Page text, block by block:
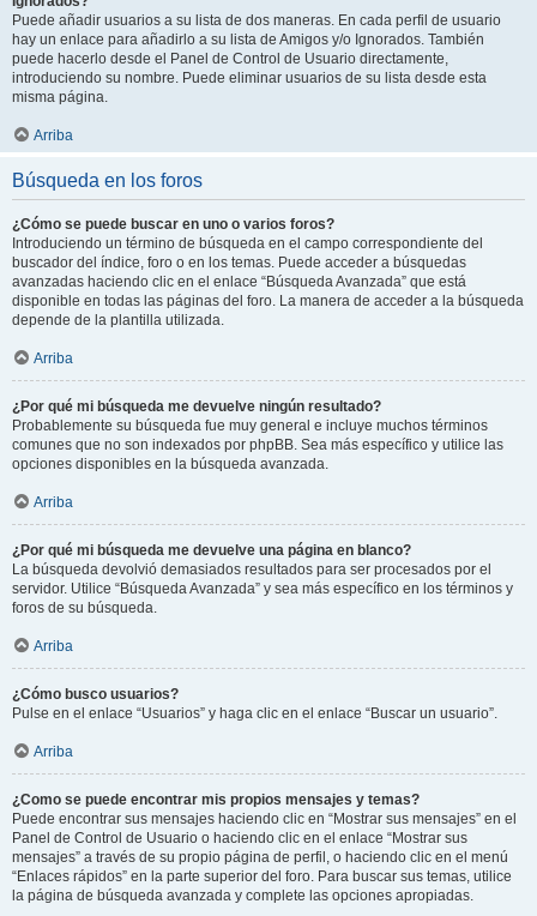
Puede añadir usuarios a su lista de dos maneras. En cada perfil de usuario
hay un enlace para añadirlo a su lista de Amigos y/o Ignorados. También
puede hacerlo desde el Panel de Control de Usuario directamente,
introduciendo su nombre. Puede eliminar usuarios de su lista desde esta
misma página.
Arriba
Búsqueda en los foros
¿Cómo se puede buscar en uno o varios foros?
Introduciendo un término de búsqueda en el campo correspondiente del
buscador del índice, foro o en los temas. Puede acceder a búsquedas
avanzadas haciendo clic en el enlace “Búsqueda Avanzada” que está
disponible en todas las páginas del foro. La manera de acceder a la búsqueda
depende de la plantilla utilizada.
Arriba
¿Por qué mi búsqueda me devuelve ningún resultado?
Probablemente su búsqueda fue muy general e incluye muchos términos
comunes que no son indexados por phpBB. Sea más específico y utilice las
opciones disponibles en la búsqueda avanzada.
Arriba
¿Por qué mi búsqueda me devuelve una página en blanco?
La búsqueda devolvió demasiados resultados para ser procesados por el
servidor. Utilice “Búsqueda Avanzada” y sea más específico en los términos y
foros de su búsqueda.
Arriba
¿Cómo busco usuarios?
Pulse en el enlace “Usuarios” y haga clic en el enlace “Buscar un usuario”.
Arriba
¿Como se puede encontrar mis propios mensajes y temas?
Puede encontrar sus mensajes haciendo clic en “Mostrar sus mensajes” en el
Panel de Control de Usuario o haciendo clic en el enlace “Mostrar sus
mensajes” a través de su propio página de perfil, o haciendo clic en el menú
“Enlaces rápidos” en la parte superior del foro. Para buscar sus temas, utilice
la página de búsqueda avanzada y complete las opciones apropiadas.